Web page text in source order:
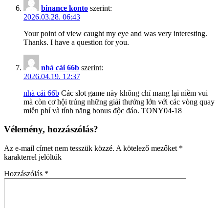
binance konto szerint:
2026.03.28. 06:43
Your point of view caught my eye and was very interesting.
Thanks. I have a question for you.
nhà cái 66b szerint:
2026.04.19. 12:37
nhà cái 66b Các slot game này không chỉ mang lại niềm vui
mà còn cơ hội trúng những giải thưởng lớn với các vòng quay
miễn phí và tính năng bonus độc đáo. TONY04-18
Vélemény, hozzászólás?
Az e-mail címet nem tesszük közzé. A kötelező mezőket *
karakterrel jelöltük
Hozzászólás *